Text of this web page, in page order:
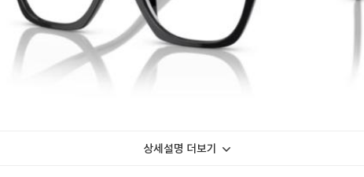
상세설명 더보기